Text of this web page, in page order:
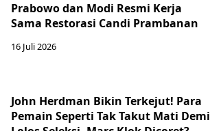
Prabowo dan Modi Resmi Kerja
Sama Restorasi Candi Prambanan
16 Juli 2026
John Herdman Bikin Terkejut! Para
Pemain Seperti Tak Takut Mati Demi